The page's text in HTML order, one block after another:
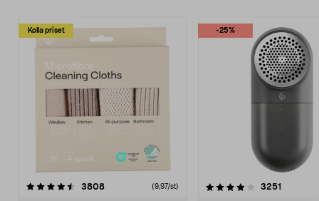
Kolla priset
3808recensioner (9,97/st)
-25%
4.0av 5 stjärnor 3251
4.5av 5 stjärnor